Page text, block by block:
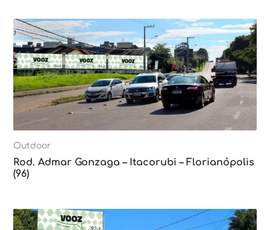
Outdoor
Rod. Admar Gonzaga – Itacorubi – Florianópolis
(96)